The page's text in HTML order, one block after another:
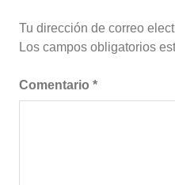
Tu dirección de correo
Los campos obligatorios
Comentario *